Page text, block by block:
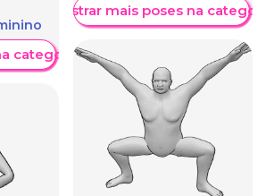
categoria
Mostrar mais poses na